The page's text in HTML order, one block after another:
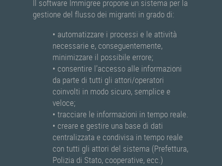
Il software Immigree propone un sistema per la
gestione del flusso dei migranti in grado di:
• automatizzare i processi e le attività
necessarie e, conseguentemente,
minimizzare il possibile errore;
• consentire l’accesso alle informazioni
da parte di tutti gli attori/operatori
coinvolti in modo sicuro, semplice e
veloce;
• tracciare le informazioni in tempo reale.
• creare e gestire una base di dati
centralizzata e condivisa in tempo reale
con tutti gli attori del sistema (Prefettura,
Polizia di Stato, cooperative, ecc.)